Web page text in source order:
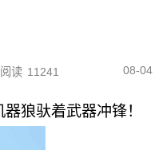
阅读 11241 08-04
狼驮着武器冲锋！